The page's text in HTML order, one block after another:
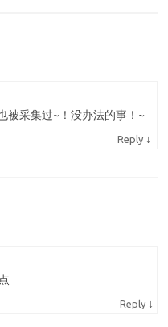
被采集过~！没办法的事！~
Reply ↓
Reply ↓